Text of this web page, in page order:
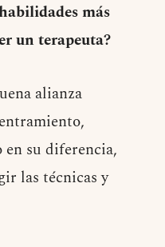
más
un terapeuta?
alianza
su diferencia,
las técnicas y